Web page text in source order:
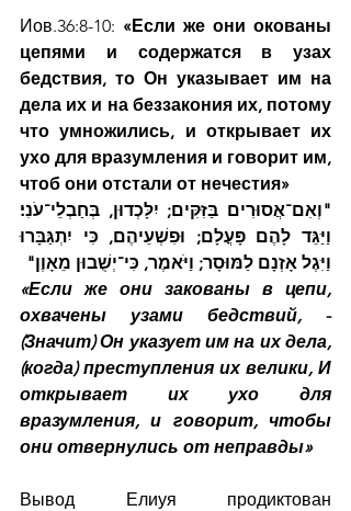
Иов.36:8-10: «Если же они окованы
цепями и содержатся в узах
бедствия, то Он указывает им на
дела их и на беззакония их, потому
что умножились, и открывает их
ухо для вразумления и говорит им,
чтоб они отстали от нечестия»
וַיַּגֵּד לָהֶם פָּעֳלָם; וּפִשְׁעֵיהֶם, כִּי יִתְגַּבָּרוּ
וַיִּגֶל אָזְנָם לַמּוּסָר; וַיֹּאמֶר, כִּי־יְשֻׁבוּן מֵאָוֶן"
«Если же они закованы в цепи,
охвачены узами бедствий,
-
(Значит) Он указует им на их дела,
(когда) преступления их велики, И
открывает их ухо для
вразумления, и говорит, чтобы
они отвернулись от неправды»
Вывод Елиуя продиктован